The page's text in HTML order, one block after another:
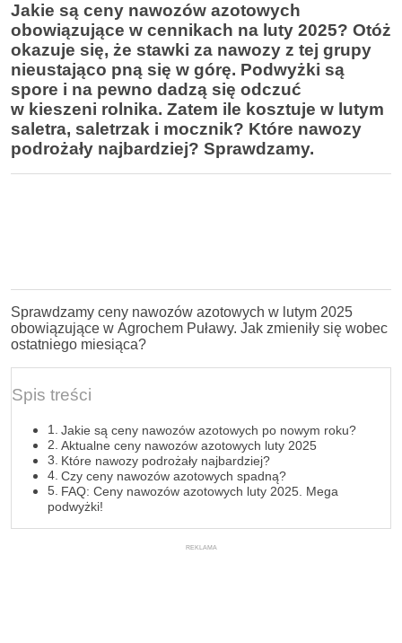
Jakie są ceny nawozów azotowych
obowiązujące w cennikach na luty 2025? Otóż
okazuje się, że stawki za nawozy z tej grupy
nieustająco pną się w górę. Podwyżki są
spore i na pewno dadzą się odczuć
w kieszeni rolnika. Zatem ile kosztuje w lutym
saletra, saletrzak i mocznik? Które nawozy
podrożały najbardziej? Sprawdzamy.
Sprawdzamy ceny nawozów azotowych w lutym 2025
obowiązujące w Agrochem Puławy. Jak zmieniły się wobec
ostatniego miesiąca?
Spis treści
Jakie są ceny nawozów azotowych po nowym roku?
Aktualne ceny nawozów azotowych luty 2025
Które nawozy podrożały najbardziej?
Czy ceny nawozów azotowych spadną?
FAQ: Ceny nawozów azotowych luty 2025. Mega
podwyżki!
REKLAMA